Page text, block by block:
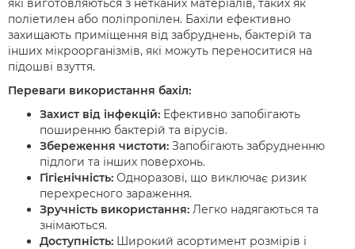
які виготовляються з нетканих матеріалів, таких як
поліетилен або поліпропілен. Бахіли ефективно
захищають приміщення від забруднень, бактерій та
інших мікроорганізмів, які можуть переноситися на
підошві взуття.
Переваги використання бахіл:
Захист від інфекцій: Ефективно запобігають
поширенню бактерій та вірусів.
Збереження чистоти: Запобігають забрудненню
підлоги та інших поверхонь.
Гігієнічність: Одноразові, що виключає ризик
перехресного зараження.
Зручність використання: Легко надягаються та
знімаються.
Доступність: Широкий асортимент розмірів і